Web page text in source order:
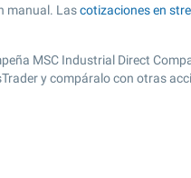
manual. Lascotizaciones en
MSC Industrial Direct
y compáralo con otras